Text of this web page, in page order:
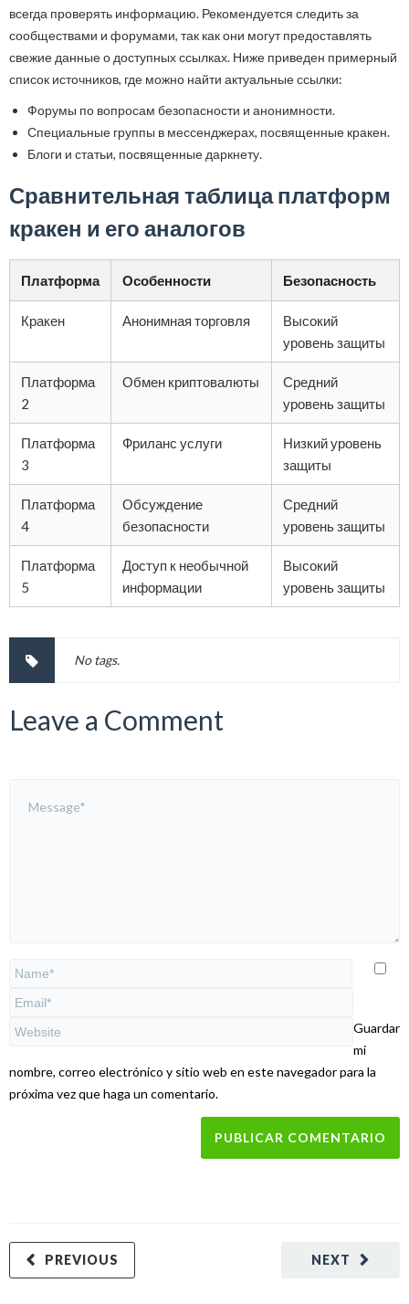
всегда проверять информацию. Рекомендуется следить за
сообществами и форумами, так как они могут предоставлять
свежие данные о доступных ссылках. Ниже приведен примерный
список источников, где можно найти актуальные ссылки:
Форумы по вопросам безопасности и анонимности.
Специальные группы в мессенджерах, посвященные кракен.
Блоги и статьи, посвященные даркнету.
Сравнительная таблица платформ
кракен и его аналогов
Платформа Особенности Безопасность
Кракен Анонимная торговля
Высокий
уровень защиты
Платформа
2
Обмен криптовалюты
Средний
уровень защиты
Платформа
3
Фриланс услуги
Низкий уровень
защиты
Платформа
4
Обсуждение
безопасности
Средний
уровень защиты
Платформа
5
Доступ к необычной
информации
Высокий
уровень защиты
No tags.
Leave a Comment
Guardar
mi
nombre, correo electrónico y sitio web en este navegador para la
próxima vez que haga un comentario.
NEXT
PREVIOUS